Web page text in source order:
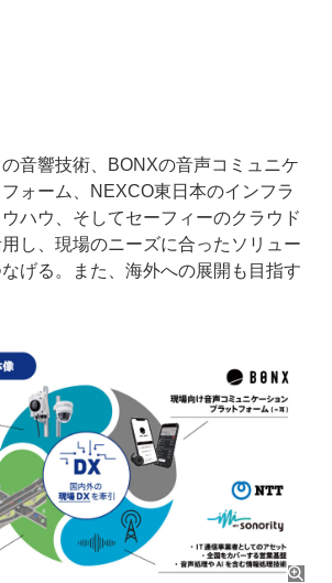
音響技術、BONXの音声コミュニケ
ォーム、NEXCO東日本のインフラ
ハウ、そしてセーフィーのクラウド
し、現場のニーズに合ったソリュー
げる。また、海外への展開も目指す